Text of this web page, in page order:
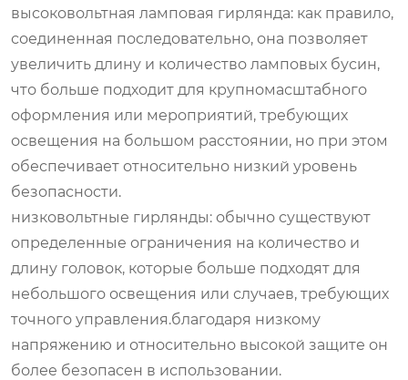
высоковольтная ламповая гирлянда: как правило,
соединенная последовательно, она позволяет
увеличить длину и количество ламповых бусин,
что больше подходит для крупномасштабного
оформления или мероприятий, требующих
освещения на большом расстоянии, но при этом
обеспечивает относительно низкий уровень
безопасности.
низковольтные гирлянды: обычно существуют
определенные ограничения на количество и
длину головок, которые больше подходят для
небольшого освещения или случаев, требующих
точного управления.благодаря низкому
напряжению и относительно высокой защите он
более безопасен в использовании.